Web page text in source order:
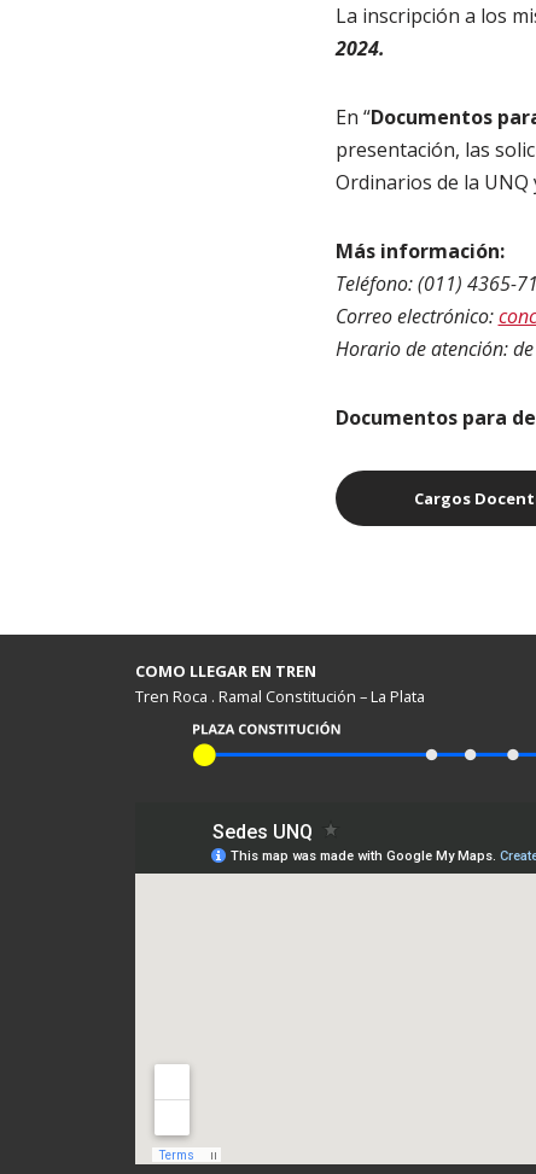
La inscripción a los
2024.
En “Documentos
presentación, las
Ordinarios de la UNQ
Más información:
Teléfono: (011) 4365-
Correo electrónico:
Horario de atención:
Documentos para
Cargos
COMO LLEGAR EN TREN
Tren Roca . Ramal Constitución – La Plata